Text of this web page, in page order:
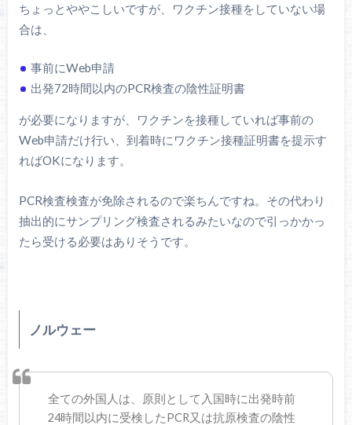
ちょっとややこしいですが、ワクチン接種をしていない場
合は、
事前にWeb申請
出発72時間以内のPCR検査の陰性証明書
が必要になりますが、ワクチンを接種していれば事前の
Web申請だけ行い、到着時にワクチン接種証明書を提示す
ればOKになります。
PCR検査検査が免除されるので楽ちんですね。その代わり
抽出的にサンプリング検査されるみたいなので引っかかっ
たら受ける必要はありそうです。
ノルウェー
全ての外国人は、原則として入国時に出発時前
24時間以内に受検したPCR又は抗原検査の陰性